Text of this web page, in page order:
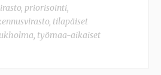
, priorisointi,
, tilapäiset
, työmaa-aikaiset